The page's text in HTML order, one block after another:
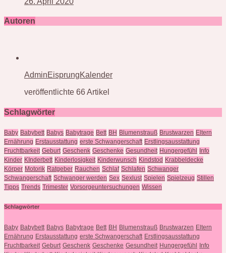
Autoren
AdminEisprungKalender
veröffentlichte 66 Artikel
Schlagwörter
Baby Babybett Babys Babytrage Bett BH Blumenstrauß Brustwarzen Eltern
Ernährung Erstausstattung erste Schwangerschaft Erstlingsausstattung
Fruchtbarkeit Geburt Geschenk Geschenke Gesundheit Hungergefühl
Info
Kinder KInderbett Kinderlosigkeit Kinderwunsch Kindstod Krabbeldecke
Körper Motorik Ratgeber Rauchen Schlaf Schlafen Schwanger
Schwangerschaft Schwanger werden Sex Sexlust Spielen Spielzeug Stillen
Tipps Trends Trimester Vorsorgeuntersuchungen Wissen
Schlagwörter
Baby Babybett Babys Babytrage Bett BH Blumenstrauß Brustwarzen Eltern
Ernährung Erstausstattung erste Schwangerschaft Erstlingsausstattung
Fruchtbarkeit Geburt Geschenk Geschenke Gesundheit Hungergefühl Info